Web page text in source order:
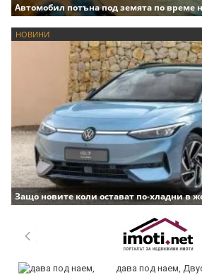
Автомобил потъна под земята по време
НОВИНИ
Защо новите коли остават по-хладни в
дава под наем,